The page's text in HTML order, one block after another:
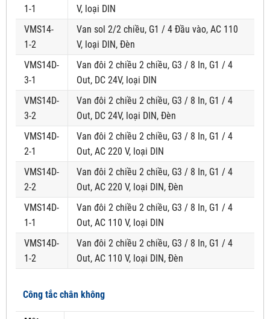
1-1
V, loại DIN
VMS14-
1-2
Van sol 2/2 chiều, G1 / 4 Đầu vào, AC 110
V, loại DIN, Đèn
VMS14D-
3-1
Van đôi 2 chiều 2 chiều, G3 / 8 In, G1 / 4
Out, DC 24V, loại DIN
VMS14D-
3-2
Van đôi 2 chiều 2 chiều, G3 / 8 In, G1 / 4
Out, DC 24V, loại DIN, Đèn
VMS14D-
2-1
Van đôi 2 chiều 2 chiều, G3 / 8 In, G1 / 4
Out, AC 220 V, loại DIN
VMS14D-
2-2
Van đôi 2 chiều 2 chiều, G3 / 8 In, G1 / 4
Out, AC 220 V, loại DIN, Đèn
VMS14D-
1-1
Van đôi 2 chiều 2 chiều, G3 / 8 In, G1 / 4
Out, AC 110 V, loại DIN
VMS14D-
1-2
Van đôi 2 chiều 2 chiều, G3 / 8 In, G1 / 4
Out, AC 110 V, loại DIN, Đèn
Công tắc chân không